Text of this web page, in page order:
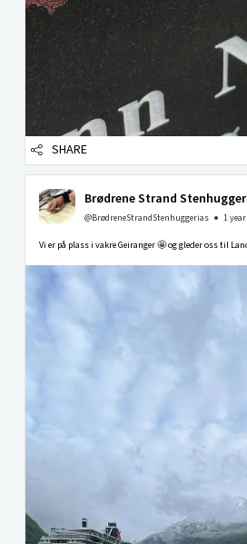
SHARE
Brødrene Strand
@BrødreneStrandStenhuggerias 1
Vi er på plass i vakre Geiranger 🤩 og gleder oss til